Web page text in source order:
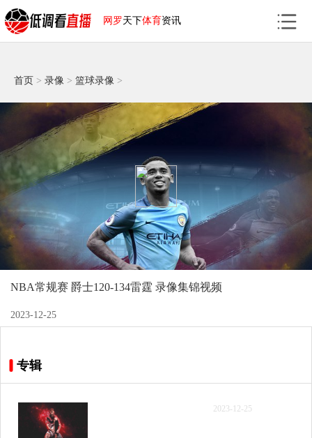
网罗天下体育资讯
首页 > 录像 > 篮球录像 >
NBA常规赛 爵士120-134雷霆 录像集锦视频
2023-12-25
专辑
2023-12-25